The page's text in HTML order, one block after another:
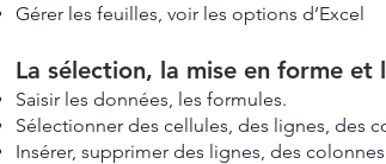
Gérer les feuilles, voir les options d’Excel
La sélection, la mise en forme et
Saisir les données, les formules.
Sélectionner des cellules, des lignes, des
Insérer, supprimer des lignes, des colonnes